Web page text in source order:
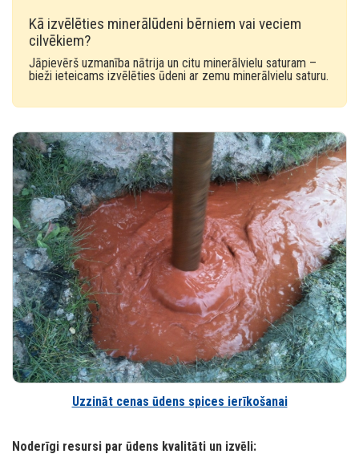
Kā izvēlēties minerālūdeni bērniem vai veciem
cilvēkiem?
Jāpievērš uzmanība nātrija un citu minerālvielu saturam –
bieži ieteicams izvēlēties ūdeni ar zemu minerālvielu saturu.
Uzzināt cenas ūdens spices ierīkošanai
Noderīgi resursi par ūdens kvalitāti un izvēli: